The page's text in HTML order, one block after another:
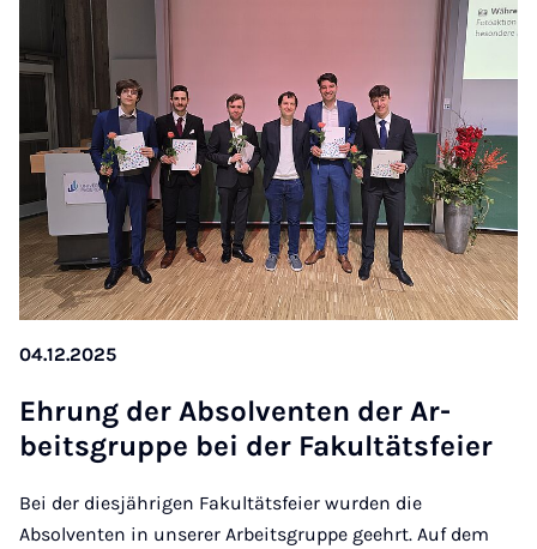
04.12.2025
Eh­rung der Ab­sol­ven­ten der Ar­
beits­grup­pe bei der Fa­kul­täts­fei­er
Bei der diesjährigen Fakultätsfeier wurden die
Absolventen in unserer Arbeitsgruppe geehrt. Auf dem